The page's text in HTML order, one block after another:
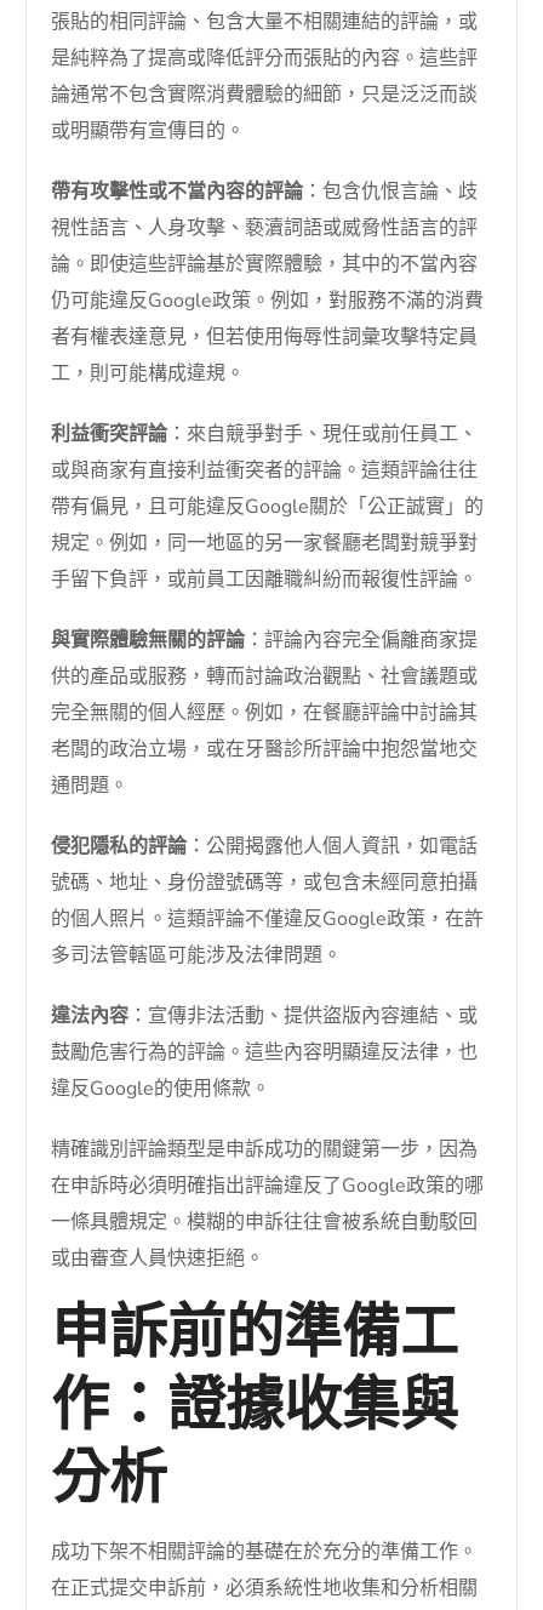
張貼的相同評論、包含大量不相關連結的評論，或
是純粹為了提高或降低評分而張貼的內容。這些評
論通常不包含實際消費體驗的細節，只是泛泛而談
或明顯帶有宣傳目的。
帶有攻擊性或不當內容的評論 ：包含仇恨言論、歧
視性語言、人身攻擊、褻瀆詞語或威脅性語言的評
論。即使這些評論基於實際體驗，其中的不當內容
仍可能違反Google政策。例如，對服務不滿的消費
者有權表達意見，但若使用侮辱性詞彙攻擊特定員
工，則可能構成違規。
利益衝突評論 ：來自競爭對手、現任或前任員工、
或與商家有直接利益衝突者的評論。這類評論往往
帶有偏見，且可能違反Google關於「公正誠實」的
規定。例如，同一地區的另一家餐廳老闆對競爭對
手留下負評，或前員工因離職糾紛而報復性評論。
與實際體驗無關的評論 ：評論內容完全偏離商家提
供的產品或服務，轉而討論政治觀點、社會議題或
完全無關的個人經歷。例如，在餐廳評論中討論其
老闆的政治立場，或在牙醫診所評論中抱怨當地交
通問題。
侵犯隱私的評論 ：公開揭露他人個人資訊，如電話
號碼、地址、身份證號碼等，或包含未經同意拍攝
的個人照片。這類評論不僅違反Google政策，在許
多司法管轄區可能涉及法律問題。
違法內容 ：宣傳非法活動、提供盜版內容連結、或
鼓勵危害行為的評論。這些內容明顯違反法律，也
違反Google的使用條款。
精確識別評論類型是申訴成功的關鍵第一步，因為
在申訴時必須明確指出評論違反了Google政策的哪
一條具體規定。模糊的申訴往往會被系統自動駁回
或由審查人員快速拒絕。
申訴前的準備工
作：證據收集與
分析
成功下架不相關評論的基礎在於充分的準備工作。
在正式提交申訴前，必須系統性地收集和分析相關